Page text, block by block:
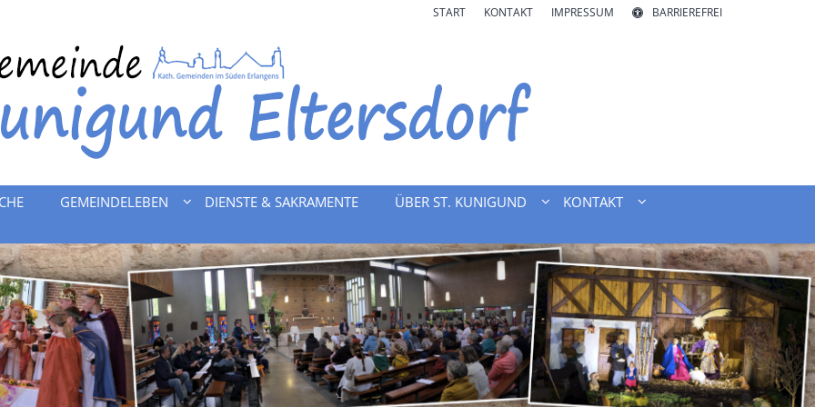
START KONTAKT IMPRESSUM BARRIEREFREI
GEMEINDELEBEN DIENSTE & SAKRAMENTE ÜBER ST. KUNIGUND
KONTAKT